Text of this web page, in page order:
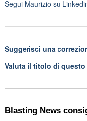
Segui Maurizio su
Suggerisci una
Valuta il titolo di
Blasting News